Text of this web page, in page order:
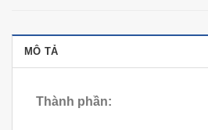
MÔ TẢ
Thành phần: